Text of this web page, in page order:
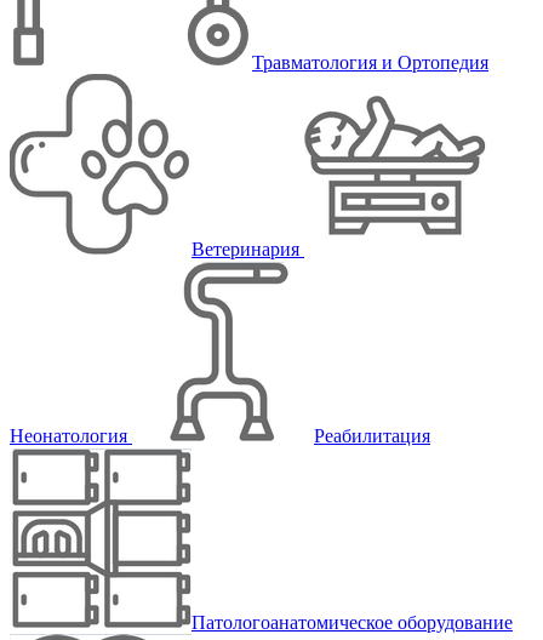
Травматология и Ортопедия
Ветеринария
Неонатология Реабилитация
Патологоанатомическое оборудование